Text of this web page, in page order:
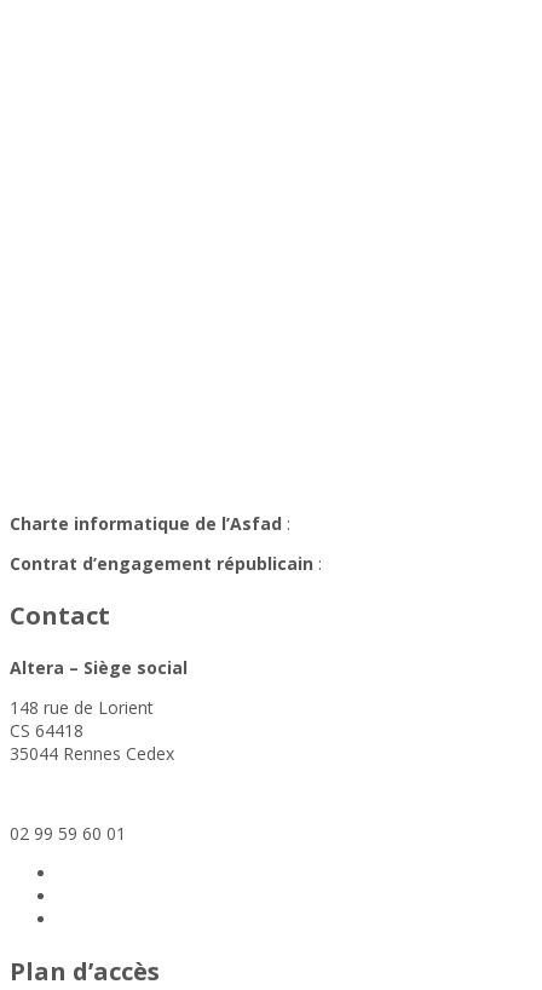
Charte informatique de l’Asfad :
Contrat d’engagement républicain :
Contact
Altera – Siège social
148 rue de Lorient
CS 64418
35044 Rennes Cedex
02 99 59 60 01
Plan d’accès